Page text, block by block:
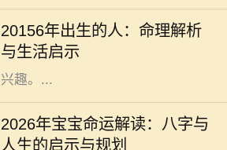
20156年出生的人：命理解析
与生活启示
被视为一个人命运的重要标志。
20156年，随着时代的变迁，许多人
对这一年份的命理特征产生了浓厚的
兴趣。...
2026年宝宝命运解读：八字与
人生的启示与规划
在中华文化中，命理学与八字的研究
一直以来备受关注。每一个新生命的
降临，都与其出生年份、月份、日期